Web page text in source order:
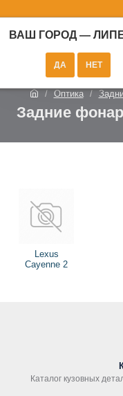
ВАШ ГОРОД —
Оптика
Задние
Lexus
Cayenne 2
Каталог кузовных